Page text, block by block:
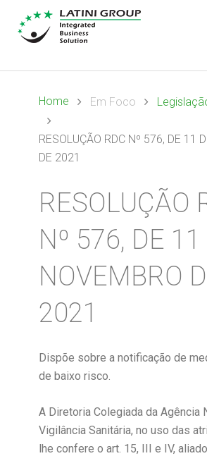
Home Em Foco
RESOLUÇÃO RDC Nº 576, DE 11
DE 2021
RESOLUÇÃO
Nº 576, DE 11
NOVEMBRO
2021
Dispõe sobre a notificação de
de baixo risco.
A Diretoria Colegiada da Agência
Vigilância Sanitária, no uso das
lhe confere o art. 15, III e IV,